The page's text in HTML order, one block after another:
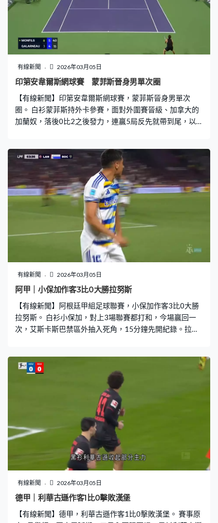
有線新聞 2026年03月05日
印第安韋爾斯網球賽 蒙菲斯晉身男單次圈
【有線新聞】印第安韋爾斯網球賽，蒙菲斯晉身男單次
圈。 白衫蒙菲斯持外卡參賽，面對外圍賽晉級、加拿大的
加蘭奴，落後0比2之後發力，連贏5局反先就帶到尾，以
一板。贏盡掌聲，他都不忘致謝。蒙菲斯取得最終勝利，
第二盤贏6比4，盤數2比0擊敗加蘭奴，次圈鬥另一位加拿
大球手，9號種子的安格艾里亞森。
有線新聞 2026年03月05日
阿甲｜小保加作客3比0大勝拉努斯
【有線新聞】阿根廷甲組足球聯賽，小保加作客3比0大勝
拉努斯。 白衫小保加，對上3場聯賽都打和，今場贏回一
次，艾斯卡斯巴禁區外抽入死角，15分鐘先開紀錄。拉努
分鐘接應直線，逗過出迎門將，小保加贏3比0，排A組第
6，拉努斯排第10。
有線新聞 2026年03月05日
德甲｜利華古遜作客1比0擊敗漢堡
【有線新聞】德甲，利華古遜作客1比0擊敗漢堡。 賽事原